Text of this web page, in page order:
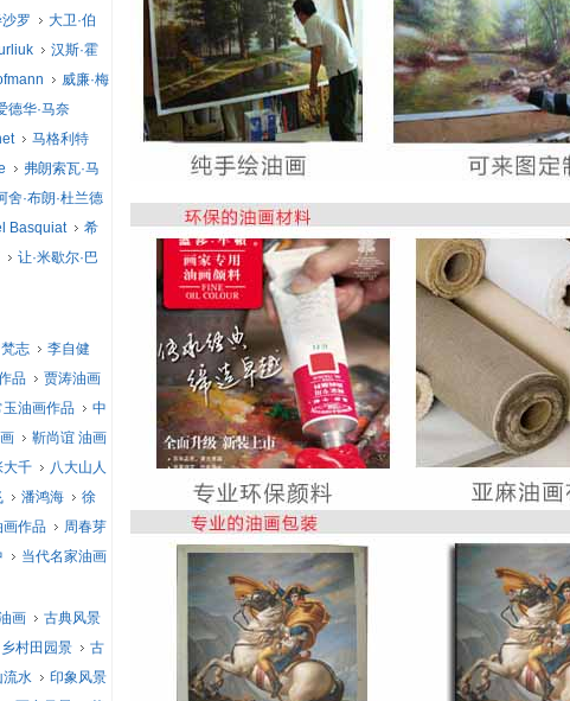
罗
大卫·伯
汉斯·霍
威廉·梅
德华·马奈
马格利特
弗朗索瓦·马
舍·布朗·杜兰德
Basquiat
希
让·米歇尔·巴
志
李自健
品
贾涛油画
玉油画作品
中
靳尚谊 油画
大千
八大山人
潘鸿海
徐
画作品
周春芽
当代名家油画
画
古典风景
乡村田园景
古
流水
印象风景